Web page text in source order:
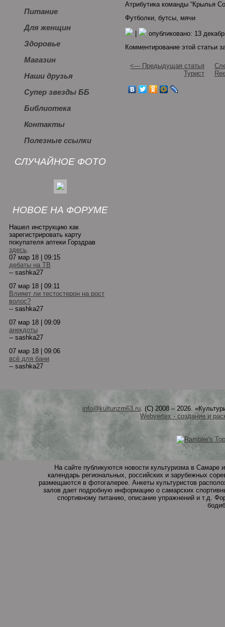
Питание
Для женщин
Здоровье
Магазин
Наши друзья
Супер звезды ББ
Библиотека
Контакты
Полезные ссылки
СЛУЧАЙНОЕ ФОТО
НОВОЕ НА ФОРУМЕ
Нашел инструкцию как
зарегистрировать карту
покупателя аптеки Горздрав
здесь.
07 мар 18 | 09:15
дебаты на ТВ
-- sashka27
07 мар 18 | 09:11
Влияет ли тестостерон на рост
волос?
-- sashka27
07 мар 18 | 09:09
анекдоты
-- sashka27
07 мар 18 | 09:06
всё для бани
-- sashka27
Атрибутика команды “Крылья
Футболки, бутсы, мячи
опубликовано: 13
Комментирование этой статьи
<--- Предыдущая статья
Турист
info@kulturizm63.ru. (C) 2008 – 2026.
Webvertex - создание и
На сайте публикуются новости культуризма в
календарь региональных, российских и зарубежных
размещаются в фотогалерее. Анкеты культуристов
залов дает подробную информацию о самарских
спортивному питанию, описание упражнений и т.д.